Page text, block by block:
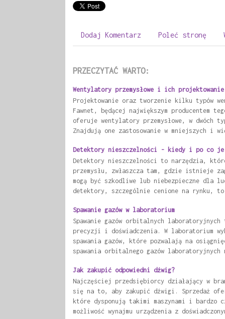
Dodaj Komentarz Poleć stronę
PRZECZYTAĆ WARTO:
Wentylatory przemysłowe i ich projektowanie
Projektowanie oraz tworzenie kilku typów
Fawnet, będącej największym producentem
oferuje wentylatory przemysłowe, w dwóch
Znajdują one zastosowanie w mniejszych i
Detektory nieszczelności - kiedy i po co je
Detektory nieszczelności to narzędzia,
przemysłu, zwłaszcza tam, gdzie istnieje
mogą być szkodliwe lub niebezpieczne dla
detektory, szczególnie cenione na rynku,
Spawanie gazów w laboratorium
Spawanie gazów orbitalnych laboratoryjnych
precyzji i doświadczenia. W laboratorium
spawania gazów, które pozwalają na
spawania orbitalnego gazów laboratoryjnych
Jak zakupić odpowiedni dźwig?
Najczęściej przedsiębiorcy działający w
się na to, aby zakupić dźwigi. Sprzedaż
które dysponują takimi maszynami i bardzo
możliwość wynajmu urządzenia z